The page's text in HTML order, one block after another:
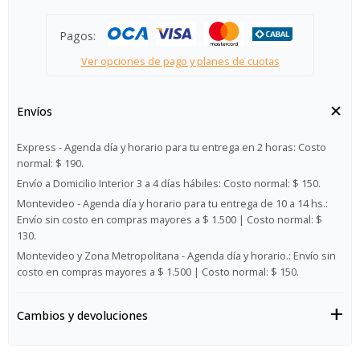
Pagos:
Ver opciones de pago y planes de cuotas
Envíos
Express - Agenda día y horario para tu entrega en 2 horas: Costo
normal: $ 190.
Envío a Domicilio Interior 3 a 4 días hábiles: Costo normal: $ 150.
Montevideo - Agenda día y horario para tu entrega de 10 a 14 hs.:
Envío sin costo en compras mayores a $ 1.500 | Costo normal: $
130.
Montevideo y Zona Metropolitana - Agenda día y horario.: Envío sin
costo en compras mayores a $ 1.500 | Costo normal: $ 150.
Cambios y devoluciones